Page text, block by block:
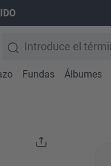
Fundas Álbumes